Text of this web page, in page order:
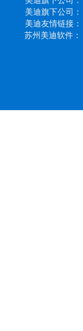
美迪旗下公司：
美迪友情链接：
苏州美迪软件：